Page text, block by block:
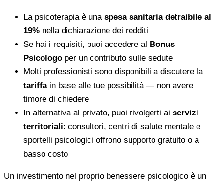
La psicoterapia è una spesa sanitaria detraibile al
19% nella dichiarazione dei redditi
Se hai i requisiti, puoi accedere al Bonus
Psicologo per un contributo sulle sedute
Molti professionisti sono disponibili a discutere la
tariffain base alle tue possibilità — non avere
timore di chiedere
In alternativa al privato, puoi rivolgerti ai servizi
territoriali: consultori, centri di salute mentale e
sportelli psicologici offrono supporto gratuito o a
basso costo
Un investimento nel proprio benessere psicologico è un